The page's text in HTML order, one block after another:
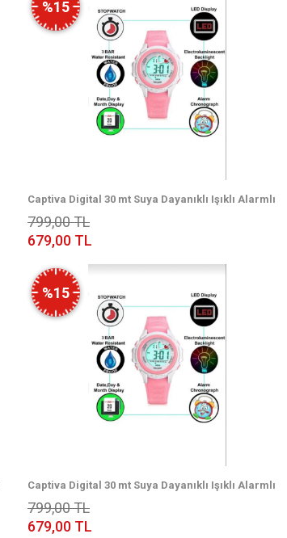
%15
Captiva Digital 30 mt Suya Dayanıklı Işıklı Alarmlı
Kronometreli Takvimli Silikon Kordonlu Çoçuk Kol
Saati
799,00 TL
679,00 TL
%15
Captiva Digital 30 mt Suya Dayanıklı Işıklı Alarmlı
Kronometreli Takvimli Silikon Kordonlu Çoçuk Kol
Saati
799,00 TL
679,00 TL